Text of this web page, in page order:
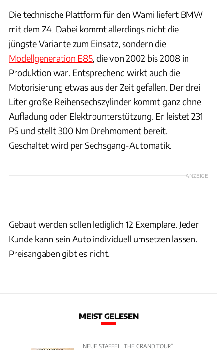
Die technische Plattform für den Wami liefert BMW
mit dem Z4. Dabei kommt allerdings nicht die
jüngste Variante zum Einsatz, sondern die
Modellgeneration E85, die von 2002 bis 2008 in
Produktion war. Entsprechend wirkt auch die
Motorisierung etwas aus der Zeit gefallen. Der drei
Liter große Reihensechszylinder kommt ganz ohne
Aufladung oder Elektrounterstützung. Er leistet 231
PS und stellt 300 Nm Drehmoment bereit.
Geschaltet wird per Sechsgang-Automatik.
ANZEIGE
Gebaut werden sollen lediglich 12 Exemplare. Jeder
Kunde kann sein Auto individuell umsetzen lassen.
Preisangaben gibt es nicht.
MEIST GELESEN
NEUE STAFFEL „THE GRAND TOUR“